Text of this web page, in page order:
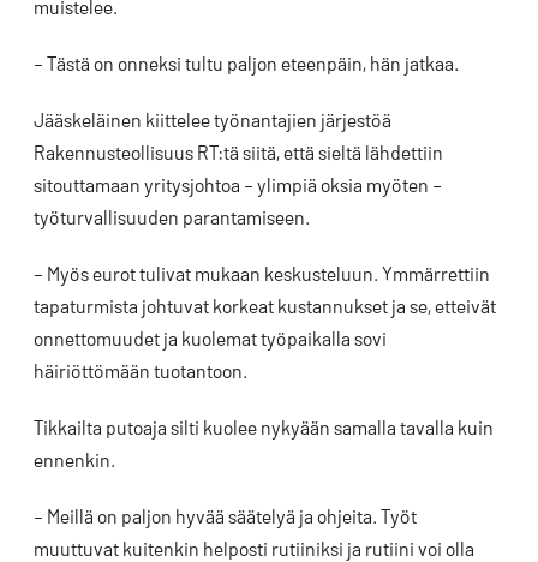
muistelee.
– Tästä on onneksi tultu paljon eteenpäin, hän jatkaa.
Jääskeläinen kiittelee työnantajien järjestöä
Rakennusteollisuus RT:tä siitä, että sieltä lähdettiin
sitouttamaan yritysjohtoa – ylimpiä oksia myöten –
työturvallisuuden parantamiseen.
– Myös eurot tulivat mukaan keskusteluun. Ymmärrettiin
tapaturmista johtuvat korkeat kustannukset ja se, etteivät
onnettomuudet ja kuolemat työpaikalla sovi
häiriöttömään tuotantoon.
Tikkailta putoaja silti kuolee nykyään samalla tavalla kuin
ennenkin.
– Meillä on paljon hyvää säätelyä ja ohjeita. Työt
muuttuvat kuitenkin helposti rutiiniksi ja rutiini voi olla